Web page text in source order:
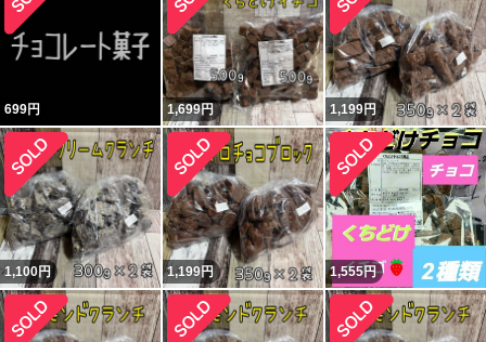
699円 1,699円 1,199円
1,100円 1,199円 1,555円